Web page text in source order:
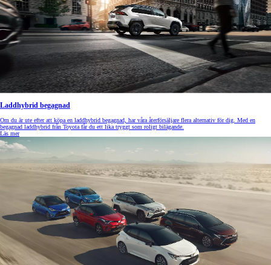
Laddhybrid begagnad
Om du är ute efter att köpa en laddhybrid begagnad, har våra återförsäljare flera alternativ för dig. Med en
begagnad laddhybrid från Toyota får du ett lika tryggt som roligt bilägande.
Läs mer